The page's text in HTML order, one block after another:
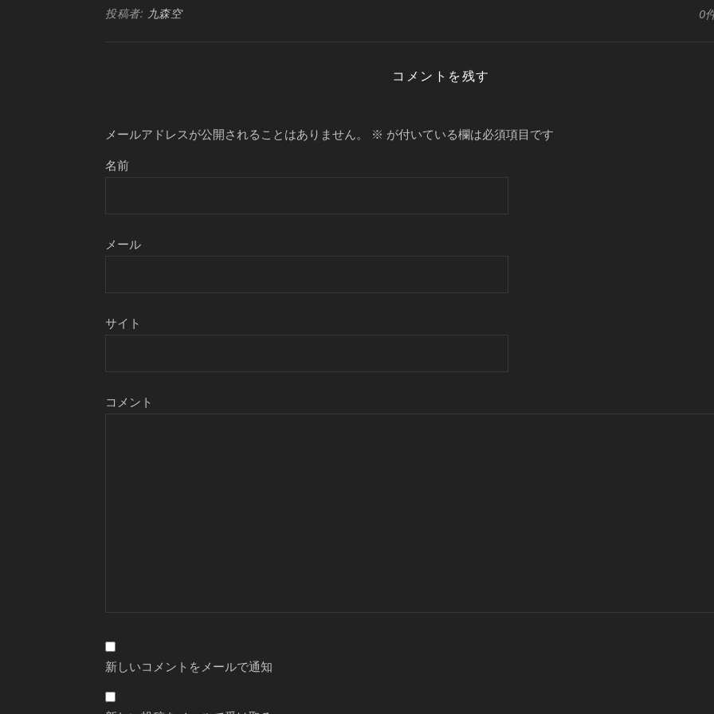
投稿者: 九森空 0
コメントを残す
メールアドレスが公開されることはありません。 ※ が付いている欄は必須項目です
名前
メール
サイト
コメント
新しいコメントをメールで通知